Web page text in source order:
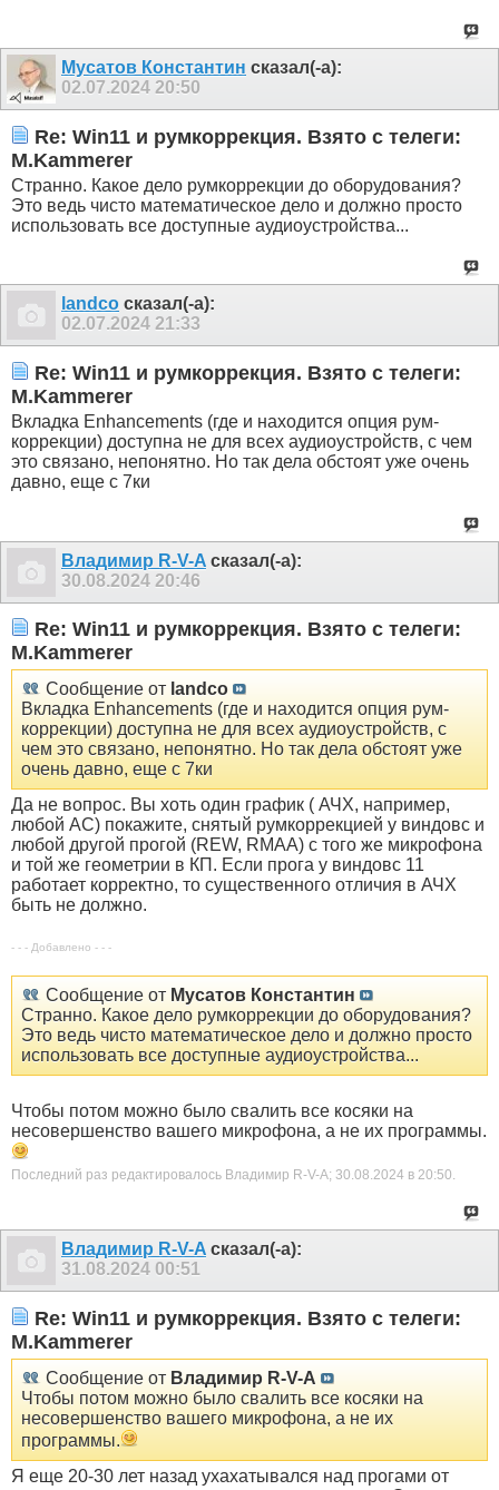
Мусатов Константин сказал(-а):
02.07.2024 20:50
Re: Win11 и румкоррекция. Взято с телеги:
M.Kammerer
Странно. Какое дело румкоррекции до оборудования?
Это ведь чисто математическое дело и должно просто
использовать все доступные аудиоустройства...
landco сказал(-а):
02.07.2024 21:33
Re: Win11 и румкоррекция. Взято с телеги:
M.Kammerer
Вкладка Enhancements (где и находится опция рум-
коррекции) доступна не для всех аудиоустройств, с чем
это связано, непонятно. Но так дела обстоят уже очень
давно, еще с 7ки
Владимир R-V-A сказал(-а):
30.08.2024 20:46
Re: Win11 и румкоррекция. Взято с телеги:
M.Kammerer
Сообщение от landco
Вкладка Enhancements (где и находится опция рум-
коррекции) доступна не для всех аудиоустройств, с
чем это связано, непонятно. Но так дела обстоят уже
очень давно, еще с 7ки
Да не вопрос. Вы хоть один график ( АЧХ, например,
любой АС) покажите, снятый румкоррекцией у виндовс и
любой другой прогой (REW, RMAA) с того же микрофона
и той же геометрии в КП. Если прога у виндовс 11
работает корректно, то существенного отличия в АЧХ
быть не должно.
- - - Добавлено - - -
Сообщение от Мусатов Константин
Странно. Какое дело румкоррекции до оборудования?
Это ведь чисто математическое дело и должно просто
использовать все доступные аудиоустройства...
Чтобы потом можно было свалить все косяки на
несовершенство вашего микрофона, а не их программы.
Последний раз редактировалось Владимир R-V-A; 30.08.2024 в 20:50.
Владимир R-V-A сказал(-а):
31.08.2024 00:51
Re: Win11 и румкоррекция. Взято с телеги:
M.Kammerer
Сообщение от Владимир R-V-A
Чтобы потом можно было свалить все косяки на
несовершенство вашего микрофона, а не их
программы.
Я еще 20-30 лет назад ухахатывался над прогами от